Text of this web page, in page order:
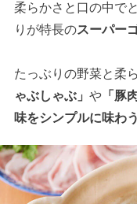
柔らかさと口の中で
りが特長のスーパー
たっぶりの野菜と柔
ゃぶしゃぶ」 や「豚
味をシンプルに味わ